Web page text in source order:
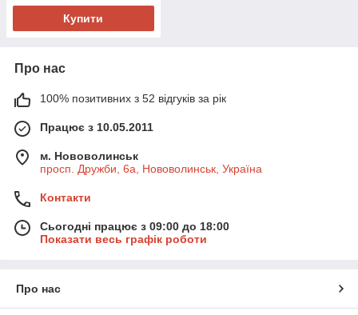
Купити
Про нас
100% позитивних з 52 відгуків за рік
Працює з 10.05.2011
м. Нововолинськ
просп. Дружби, 6а, Нововолинськ, Україна
Контакти
Сьогодні працює з 09:00 до 18:00
Показати весь графік роботи
Про нас